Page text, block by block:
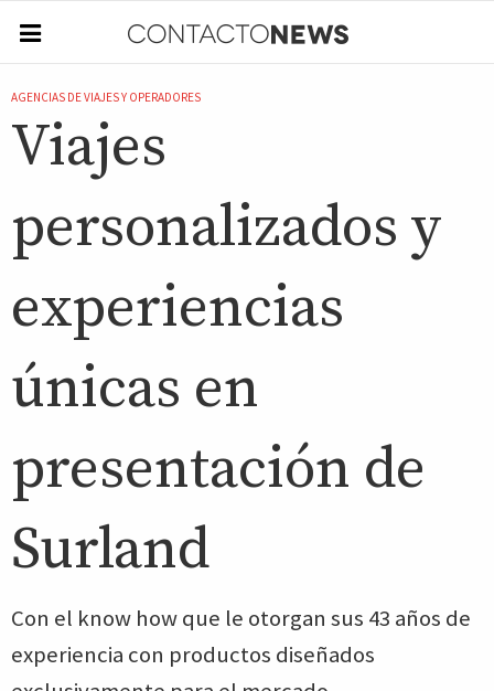
AGENCIAS DE VIAJES Y OPERADORES
Viajes
personalizados y
experiencias
únicas en
presentación de
Surland
Con el know how que le otorgan sus 43 años de
experiencia con productos diseñados